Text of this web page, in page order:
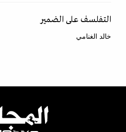
التفلسف على الضمير
خالد الغنامي